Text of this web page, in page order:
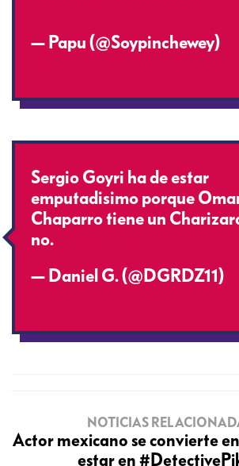
— Papu (@Soypinchewey)
Sergio Goyri ha de estar
emputadisimo porque
Chaparro tiene un
no.
— Daniel G. (@DGRDZ11)
NOTICIAS
Actor mexicano se convierte
estar en